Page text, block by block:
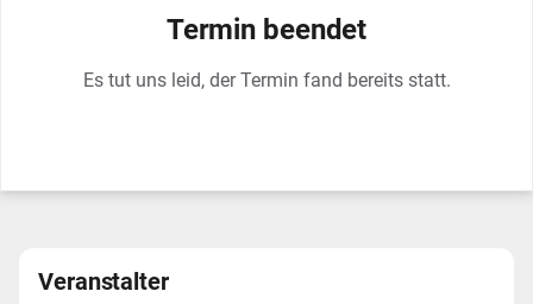
Termin beendet
Es tut uns leid, der Termin fand bereits statt.
Veranstalter